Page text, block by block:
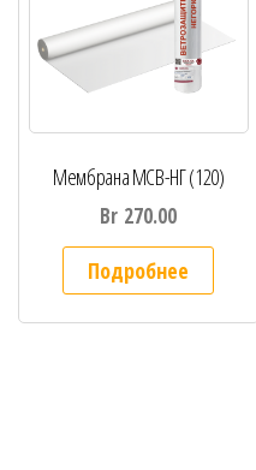
Мембрана МСВ-НГ (120)
Br 270.00
Подробнее